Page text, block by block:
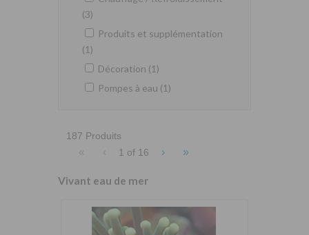
(3)
Produits et supplémentation
(1)
Décoration (1)
Pompes à eau (1)
187 Produits
« ‹ 1 of 16 › »
Vivant eau de mer